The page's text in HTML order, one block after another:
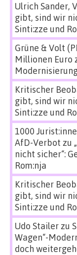
Ulrich Sander,
gibt, sind wir
Sinti:zze und
Grüne & Volt
Millionen Euro
Kritischer
gibt, sind wir
Sinti:zze und
1000
AfD-Verbot zu
nicht sicher“:
Rom:nja
Kritischer
gibt, sind wir
Sinti:zze und
Udo Stailerzu
Wagen“-
doch